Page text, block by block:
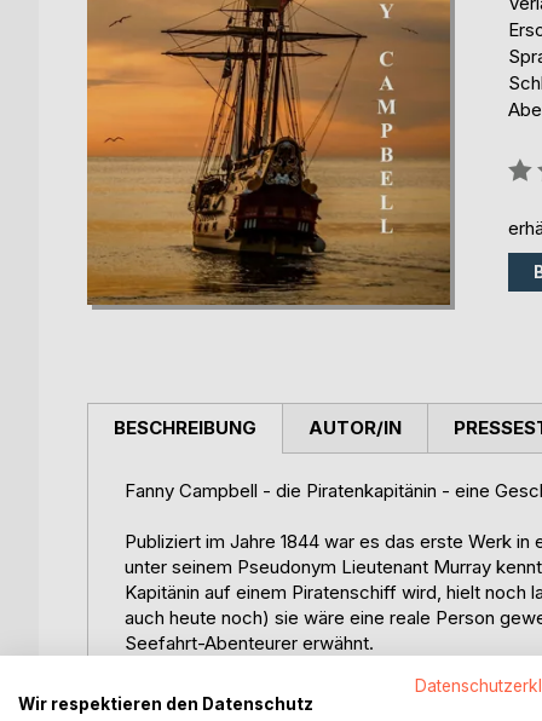
BESCHREIBUNG
Fanny Campbell - die Piratenkapitänin - eine
Publiziert im Jahre 1844 war es das erste Werk
unter seinem Pseudonym Lieutenant Murray
Kapitänin auf einem Piratenschiff wird, hielt noch
auch heute noch) sie wäre eine reale Person
Seefahrt-Abenteurer erwähnt.
Die Fantasie spielte gelegentlich verrückt, was
AUTOR/IN
Wir respektieren den Datenschutz